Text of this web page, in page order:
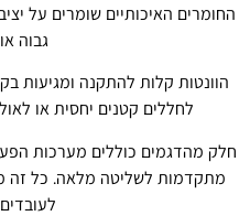
החומרים האיכותיים שומרים על
גבוה
הוונטות קלות להתקנה ומגיעות
לחללים קטנים יחסית או
חלק מהדגמים כוללים מערכות
מתקדמות לשליטה מלאה. כל זה